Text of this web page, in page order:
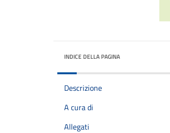
INDICE DELLA PAGINA
Descrizione
A cura di
Allegati